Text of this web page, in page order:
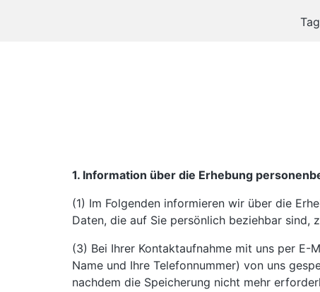
1. Information über die Erhebung
(1) Im Folgenden informieren wir über die
Daten, die auf Sie persönlich beziehbar sind,
(3) Bei Ihrer Kontaktaufnahme mit uns per
Name und Ihre Telefonnummer) von uns
nachdem die Speicherung nicht mehr